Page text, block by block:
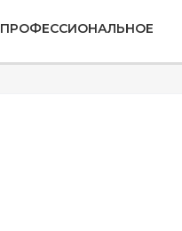
ПРОФЕССИОНАЛЬНОЕ